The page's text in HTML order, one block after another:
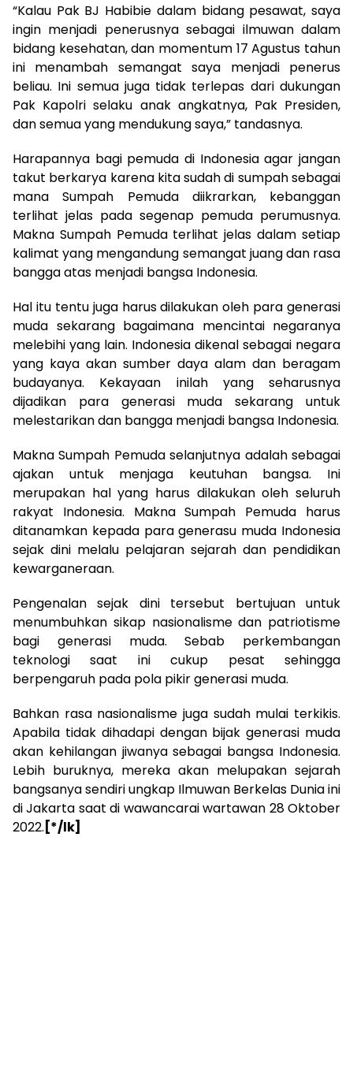
“Kalau Pak BJ Habibie dalam bidang pesawat, saya
ingin menjadi penerusnya sebagai ilmuwan dalam
bidang kesehatan, dan momentum 17 Agustus tahun
ini menambah semangat saya menjadi penerus
beliau. Ini semua juga tidak terlepas dari dukungan
Pak Kapolri selaku anak angkatnya, Pak Presiden,
dan semua yang mendukung saya,” tandasnya.
Harapannya bagi pemuda di Indonesia agar jangan
takut berkarya karena kita sudah di sumpah sebagai
mana Sumpah Pemuda diikrarkan, kebanggan
terlihat jelas pada segenap pemuda perumusnya.
Makna Sumpah Pemuda terlihat jelas dalam setiap
kalimat yang mengandung semangat juang dan rasa
bangga atas menjadi bangsa Indonesia.
Hal itu tentu juga harus dilakukan oleh para generasi
muda sekarang bagaimana mencintai negaranya
melebihi yang lain. Indonesia dikenal sebagai negara
yang kaya akan sumber daya alam dan beragam
budayanya. Kekayaan inilah yang seharusnya
dijadikan para generasi muda sekarang untuk
melestarikan dan bangga menjadi bangsa Indonesia.
Makna Sumpah Pemuda selanjutnya adalah sebagai
ajakan untuk menjaga keutuhan bangsa. Ini
merupakan hal yang harus dilakukan oleh seluruh
rakyat Indonesia. Makna Sumpah Pemuda harus
ditanamkan kepada para generasu muda Indonesia
sejak dini melalu pelajaran sejarah dan pendidikan
kewarganeraan.
Pengenalan sejak dini tersebut bertujuan untuk
menumbuhkan sikap nasionalisme dan patriotisme
bagi generasi muda. Sebab perkembangan
teknologi saat ini cukup pesat sehingga
berpengaruh pada pola pikir generasi muda.
Bahkan rasa nasionalisme juga sudah mulai terkikis.
Apabila tidak dihadapi dengan bijak generasi muda
akan kehilangan jiwanya sebagai bangsa Indonesia.
Lebih buruknya, mereka akan melupakan sejarah
bangsanya sendiri ungkap Ilmuwan Berkelas Dunia ini
di Jakarta saat di wawancarai wartawan 28 Oktober
2022. [*/lk]